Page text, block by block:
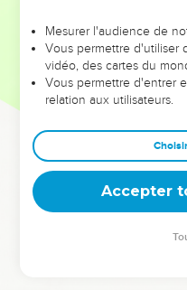
Psalmodiez à l'Eternel
une voix mélodieuse.
Jetez des cris de
du cor devant le Roi,
Que la mer bruie, avec
terre et ceux qui y habitent
Que les fleuves frappent
chantent de joie,
Au-devant de l'Eternel ;
Mesurer l'audience de
Vous permettre d'utiliser
vidéo, des cartes du
Vous permettre d'entrer
relation aux utilisateurs.
Accepter